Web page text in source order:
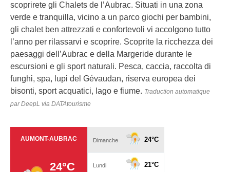
scoprirete gli Chalets de l’Aubrac. Situati in una zona
verde e tranquilla, vicino a un parco giochi per bambini,
gli chalet ben attrezzati e confortevoli vi accolgono tutto
l’anno per rilassarvi e scoprire. Scoprite la ricchezza dei
paesaggi dell’Aubrac e della Margeride durante le
escursioni e gli sport naturali. Pesca, caccia, raccolta di
funghi, spa, lupi del Gévaudan, riserva europea dei
bisonti, sport acquatici, lago e fiume. Traduction automatique
par DeepL via DATAtourisme